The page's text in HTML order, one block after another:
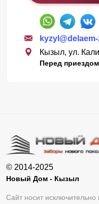
Кызыл, ул.
Перед
© 2014-2025
Новый Дом - Кызыл
Сайт носит